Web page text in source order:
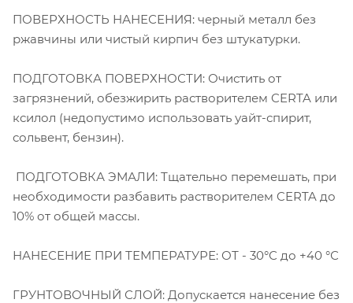
ПОВЕРХНОСТЬ НАНЕСЕНИЯ: черный металл без
ржавчины или чистый кирпич без штукатурки.
ПОДГОТОВКА ПОВЕРХНОСТИ: Очистить от
загрязнений, обезжирить растворителем CERTA или
ксилол (недопустимо использовать уайт-спирит,
сольвент, бензин).
ПОДГОТОВКА ЭМАЛИ: Тщательно перемешать, при
необходимости разбавить растворителем CERTA до
10% от общей массы.
НАНЕСЕНИЕ ПРИ ТЕМПЕРАТУРЕ: ОТ - 30°С до +40 °С
ГРУНТОВОЧНЫЙ СЛОЙ: Допускается нанесение без